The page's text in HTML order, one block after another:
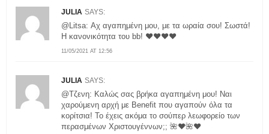
JULIA SAYS:
11/05/2021 AT 12:56
@Litsa: Αχ αγαπημένη μου, με τα ωραία σου! Σωστά!
Η κανονικότητα του bb! ❤️❤️❤️❤️
JULIA SAYS:
@Tζενη: Καλώς σας βρήκα αγαπημένη μου! Ναι
χαρούμενη αρχή με Benefit που αγαπούν όλα τα
κορίτσια! Το έχεις ακόμα το σούπερ λεωφορείο των
περασμένων Χριστουγέννων;; 🌺❤️🌺❤️